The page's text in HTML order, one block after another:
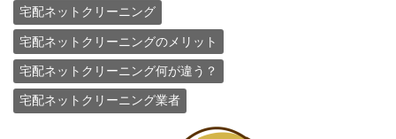
宅配ネットクリーニング
宅配ネットクリーニングのメリット
宅配ネットクリーニング何が違う？
宅配ネットクリーニング業者